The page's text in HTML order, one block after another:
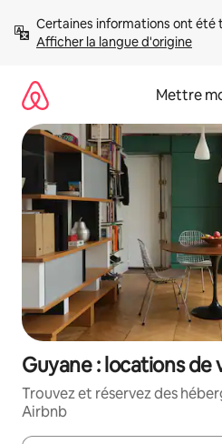
directement
Afficher la langue d'origine
Mettre
Guyane : locations de
Trouvez et réservez des
Airbnb